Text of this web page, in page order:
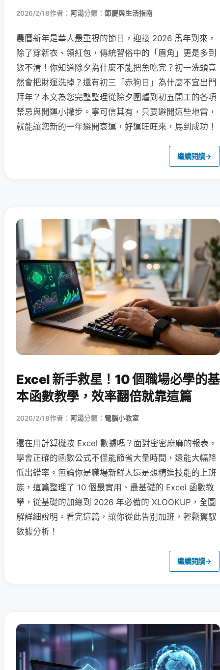
2026/2/18作者： 阿湯分類： 節慶與生活指南
農曆新年是華人最重視的節日，迎接 2026 馬年到來，
除了穿新衣、領紅包，傳統習俗中的「眉角」更是多到
數不清！你知道除夕為什麼不能把魚吃完？初一洗頭竟
然會把財運洗掉？還有初三「赤狗日」為什麼不宜出門
拜年？本文為您完整整理從除夕圍爐到初五開工的各項
禁忌與開運小撇步。寧可信其有，只要避開這些地雷，
就能讓您新的一年避開衰運，好運旺旺來，馬到成功！
繼續閱讀→
Excel 新手救星！10 個職場必學的基
本函數教學，效率翻倍就靠這篇
2026/2/18作者： 阿湯分類： 電腦小教室
還在用計算機按 Excel 數據嗎？面對密密麻麻的報表，
學會正確的函數公式不僅能節省大量時間，還能大幅降
低出錯率。無論你是職場新鮮人還是想精進技能的上班
族，這篇整理了 10 個最實用、最基礎的 Excel 函數教
學，從基礎的加總到 2026 年必備的 XLOOKUP，全圖
解詳細說明。看完這篇，讓你從此告別加班，輕鬆駕馭
數據分析！
繼續閱讀→